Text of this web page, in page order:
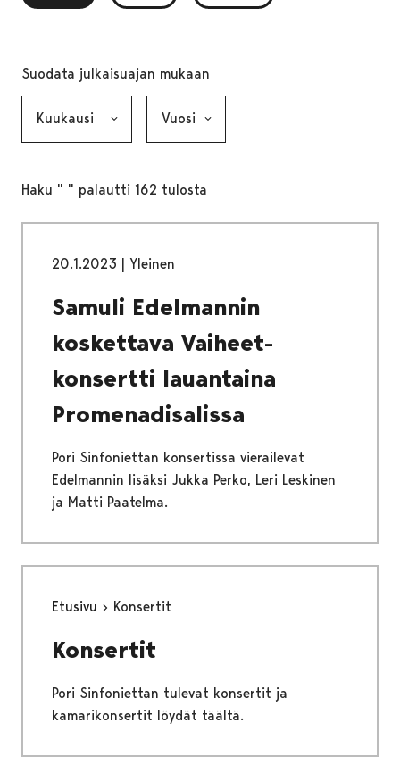
Suodata julkaisuajan mukaan
Haku " " palautti 162 tulosta
20.1.2023 | Yleinen
Samuli Edelmannin
koskettava Vaiheet-
konsertti lauantaina
Promenadisalissa
Pori Sinfoniettan konsertissa vierailevat
Edelmannin lisäksi Jukka Perko, Leri Leskinen
ja Matti Paatelma.
Etusivu Konsertit
Konsertit
Pori Sinfoniettan tulevat konsertit ja
kamarikonsertit löydät täältä.